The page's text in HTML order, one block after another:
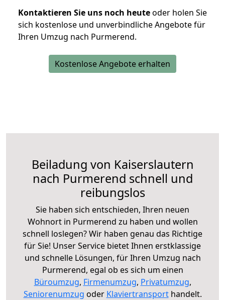
Kontaktieren Sie uns noch heuteoder holen Sie
sich kostenlose und unverbindliche Angebote für
Ihren Umzug nach Purmerend.
Kostenlose Angebote erhalten
Beiladung von Kaiserslautern
nach Purmerend schnell und
reibungslos
Sie haben sich entschieden, Ihren neuen
Wohnort in Purmerend zu haben und wollen
schnell loslegen? Wir haben genau das Richtige
für Sie! Unser Service bietet Ihnen erstklassige
und schnelle Lösungen, für Ihren Umzug nach
Purmerend, egal ob es sich um einen
Büroumzug, Firmenumzug, Privatumzug,
Seniorenumzug oder Klaviertransporthandelt.